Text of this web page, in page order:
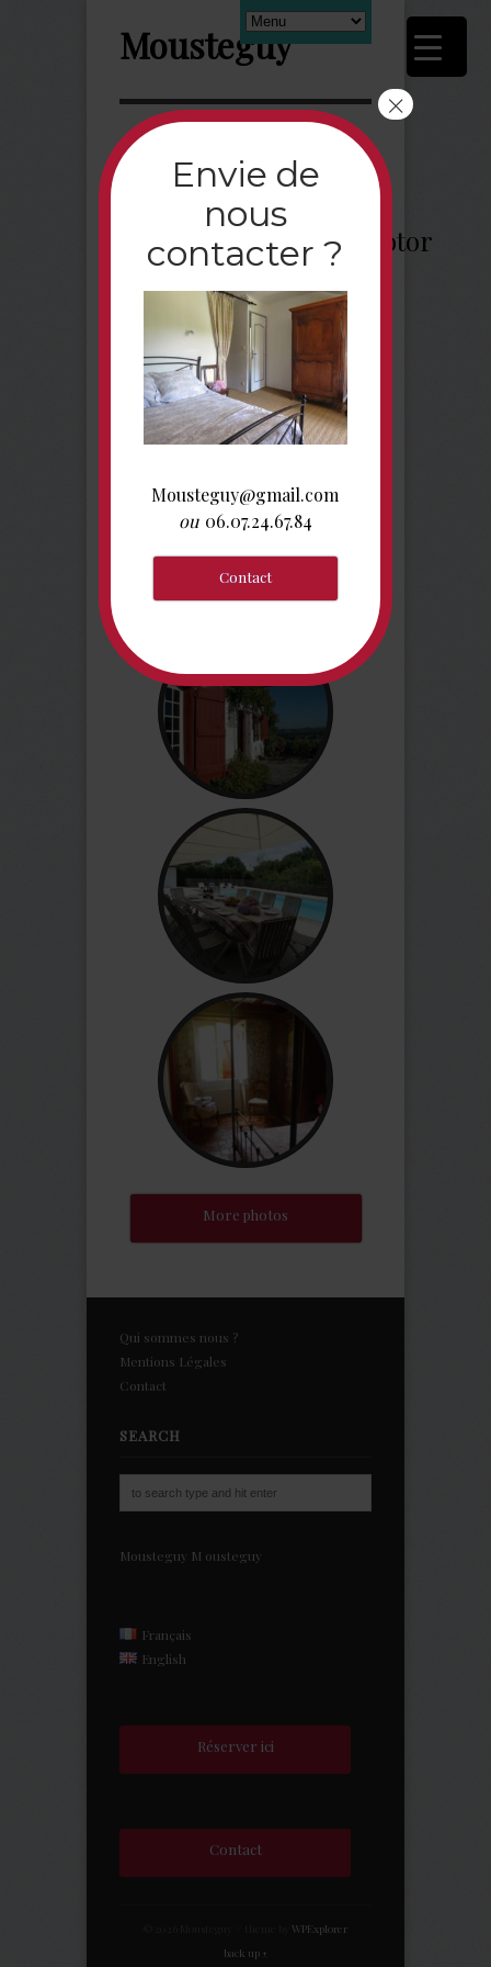
Mousteguy
Lit_NoireEtBlanche_Fotor
Online Booking
More photos
Qui sommes nous ?
Mentions Légales
Contact
SEARCH
Mousteguy M ousteguy
Français
English
Réserver ici
Contact
WPExplorer
back up ↑
Envie de
nous
contacter ?
Mousteguy@gmail.com
ou06.07.24.67.84
Contact
×